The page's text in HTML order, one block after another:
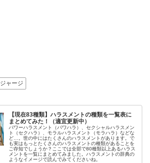
ジャージ
【現在83種類】ハラスメントの種類を一覧表に
まとめてみた！（適宜更新中）
パワーハラスメント（パワハラ）、セクシャルハラスメン
ト（セクハラ）、モラルハラスメント（モラハラ）などな
ど…。世の中にはたくさんのハラスメントがあります。で
も実はもっとたくさんのハラスメントの種類があることを
ご存知でしょうか？ここでは全部で80種類以上あるハラス
メントを一覧にまとめてみました。ハラスメントの辞典の
ようなイメージで読んでみてくださいね。